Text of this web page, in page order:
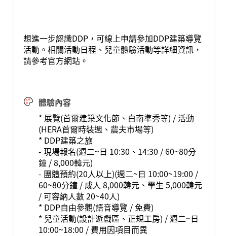
想進一步認識DDP，可線上申請參加DDP建築導覽
活動。相關活動日程、兒童體驗活動等詳細資訊，
請參考官方網站。
體驗內容
* 展覽(首爾建築文化節、白南準秀等) / 活動
(HERA首爾時裝週、農夫市場等)
* DDP建築之旅
- 現場報名(週二~日 10:30、14:30 / 60~80分
鐘 / 8,000韓元)
- 團體預約(20人以上)(週二~日 10:00~19:00 /
60~80分鐘 / 成人 8,000韓元、學生 5,000韓元
/ 可容納人數 20~40人)
* DDP自由參觀(語音導覽 / 免費)
* 兒童活動(設計遊戲區、正規工房) / 週二~日
10:00~18:00 / 費用因項目而異